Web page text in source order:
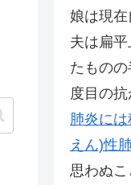
娘は現在
夫は扁
たもの
度目の抗
肺炎に
えん)性
思わぬ